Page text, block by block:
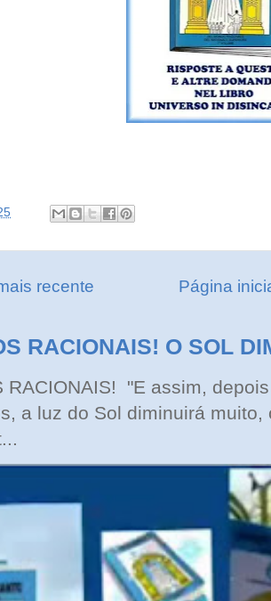
recente Página
RACIONAIS! O SOL
RACIONAIS! "E assim,
a luz do Sol diminuirá